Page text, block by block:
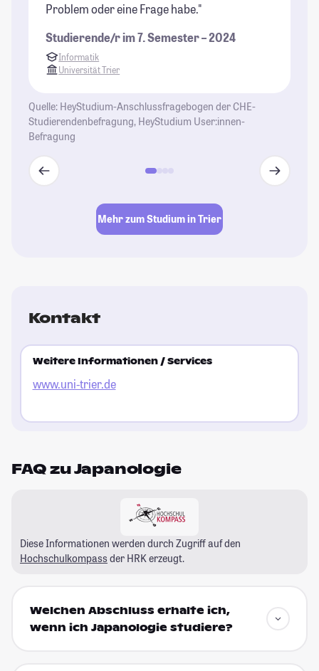
Problem oder eine Frage habe."
Studierende/r im 7. Semester – 2024
Informatik
Universität Trier
Quelle: HeyStudium-Anschlussfragebogen der CHE-
Studierendenbefragung, HeyStudium User:innen-
Befragung
Mehr zum Studium in Trier
Kontakt
Weitere Informationen / Services
www.uni-trier.de
FAQ zu Japanologie
Diese Informationen werden durch Zugriff auf den
Hochschulkompass der HRK erzeugt.
Welchen Abschluss erhalte ich,
wenn ich Japanologie studiere?